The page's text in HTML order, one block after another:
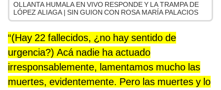
OLLANTA HUMALA EN VIVO RESPONDE Y LA TRAMPA DE
LÓPEZ ALIAGA | SIN GUION CON ROSA MARÍA PALACIOS
“(Hay 22 fallecidos, ¿no hay sentido de
urgencia?) Acá nadie ha actuado
irresponsablemente, lamentamos mucho las
muertes, evidentemente. Pero las muertes y lo